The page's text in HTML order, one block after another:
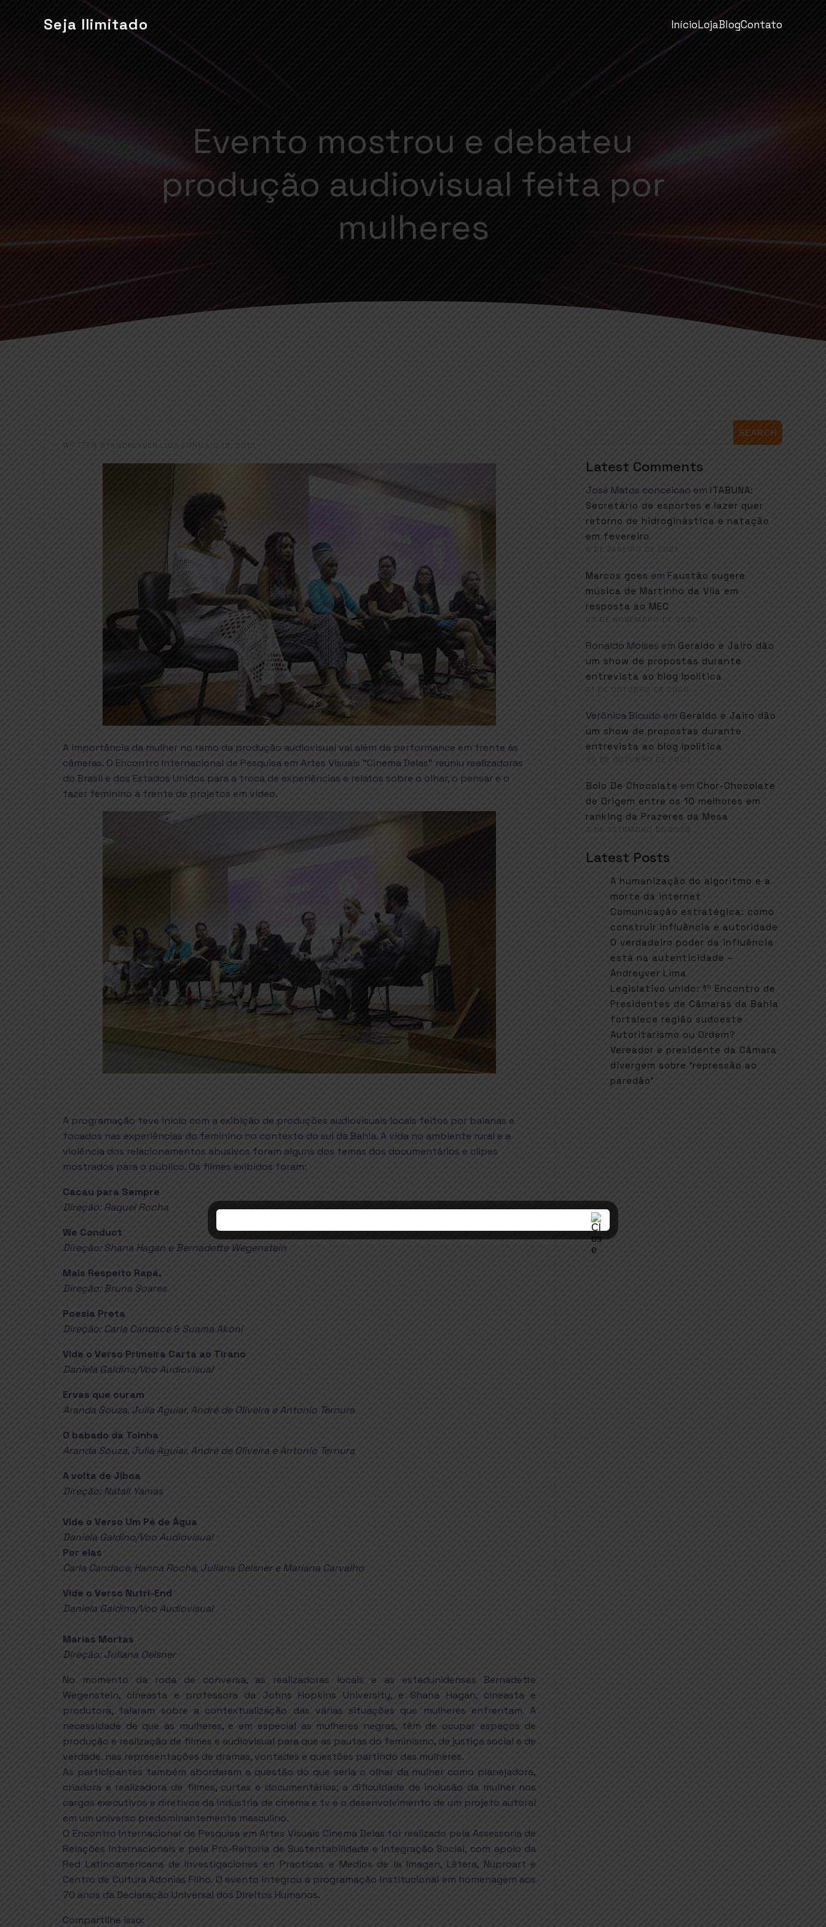
Seja Ilimitado InícioLojaBlogContato
Evento mostrou e debateu
produção audiovisual feita por
mulheres
WRITTEN BY ANDREYVER LIMA ON MAIO 15, 2018
A importância da mulher no ramo da produção audiovisual vai além da performance em frente às
câmeras. O Encontro Internacional de Pesquisa em Artes Visuais “Cinema Delas” reuniu realizadoras
do Brasil e dos Estados Unidos para a troca de experiências e relatos sobre o olhar, o pensar e o
fazer feminino à frente de projetos em vídeo.
A programação teve início com a exibição de produções audiovisuais locais feitos por baianas e
focados nas experiências do feminino no contexto do sul da Bahia. A vida no ambiente rural e a
violência dos relacionamentos abusivos foram alguns dos temas dos documentários e clipes
mostrados para o público. Os filmes exibidos foram:
Cacau para Sempre
Direção: Raquel Rocha
We Conduct
Direção: Shana Hagan e Bernadette Wegenstein
Mais Respeito Rapá,
Direção: Bruna Soares
Poesia Preta
Direção: Carla Candace & Suama Akoni
Vide o Verso Primeira Carta ao Tirano
Daniela Galdino/Voo Audiovisual
Ervas que curam
Aranda Souza, Julia Aguiar, André de Oliveira e Antonio Ternura
O babado da Toinha
Aranda Souza, Julia Aguiar, André de Oliveira e Antonio Ternura
A volta de Jiboa
Direção: Nátali Yamas
Vide o Verso Um Pé de Água
Daniela Galdino/Voo Audiovisual
Por elas
Carla Candace, Hanna Rocha, Juliana Oelsner e Mariana Carvalho
Vide o Verso Nutri-End
Daniela Galdino/Voo Audiovisual
Marias Mortas
Direção: Juliana Oelsner
No momento da roda de conversa, as realizadoras locais e as estadunidenses Bernadette
Wegenstein, cineasta e professora da Johns Hopkins University, e Shana Hagan, cineasta e
produtora, falaram sobre a contextualização das várias situações que mulheres enfrentam. A
necessidade de que as mulheres, e em especial as mulheres negras, têm de ocupar espaços de
produção e realização de filmes e audiovisual para que as pautas do feminismo, de justiça social e de
verdade. nas representações de dramas, vontades e questões partindo das mulheres.
As participantes também abordaram a questão do que seria o olhar da mulher como planejadora,
criadora e realizadora de filmes, curtas e documentários; a dificuldade de inclusão da mulher nos
cargos executivos e diretivos da indústria de cinema e tv e o desenvolvimento de um projeto autoral
em um universo predominantemente masculino.
O Encontro Internacional de Pesquisa em Artes Visuais Cinema Delas foi realizado pela Assessoria de
Relações Internacionais e pela Pró-Reitoria de Sustentabilidade e Integração Social, com apoio da
Red Latinoamericana de Investigaciones en Practicas e Medios de la Imagen, Lêtera, Núproart e
Centro de Cultura Adonias Filho. O evento integrou a programação institucional em homenagem aos
70 anos da Declaração Universal dos Direitos Humanos.
Compartilhe isso:
SEARCH
Latest Comments
José Matos conceicao em ITABUNA:
Secretário de esportes e lazer quer
retorno de hidroginástica e natação
em fevereiro
6 DE JANEIRO DE 2021
Marcos goes em Faustão sugere
música de Martinho da Vila em
resposta ao MEC
26 DE NOVEMBRO DE 2020
Ronaldo Moises em Geraldo e Jairo dão
um show de propostas durante
entrevista ao blog Ipolítica
31 DE OUTUBRO DE 2020
Verônica Bicudo em Geraldo e Jairo dão
um show de propostas durante
entrevista ao blog Ipolítica
30 DE OUTUBRO DE 2020
Bolo De Chocolate em Chor-Chocolate
de Origem entre os 10 melhores em
ranking da Prazeres da Mesa
3 DE SETEMBRO DE 2020
Latest Posts
A humanização do algoritmo e a
morte da internet
Comunicação estratégica: como
construir influência e autoridade
O verdadeiro poder da influência
está na autenticidade –
Andreyver Lima
Legislativo unido: 1º Encontro de
Presidentes de Câmaras da Bahia
fortalece região sudoeste
Autoritarismo ou Ordem?
Vereador e presidente da Câmara
divergem sobre ‘repressão ao
paredão’